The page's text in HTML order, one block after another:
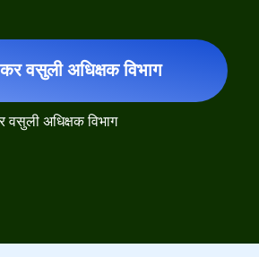
वसुली अधिक्षक विभाग
वसुली अधिक्षक विभाग